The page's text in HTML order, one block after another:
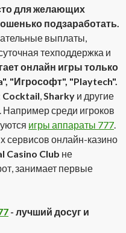
для желающих
подзаработать.
выплаты,
техподдержка и
онлайн игры только
"Игрософт", "Playtech".
Cocktail,Sharky и другие
среди игроков
игры аппараты 777.
сервисов онлайн-казино
Casino Club не
занимает первые
- лучший досуг и